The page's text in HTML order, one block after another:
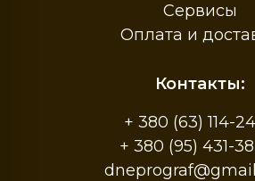
Сервисы
Оплата и
Контакты:
+ 380 (63) 114-
+ 380 (95) 431-